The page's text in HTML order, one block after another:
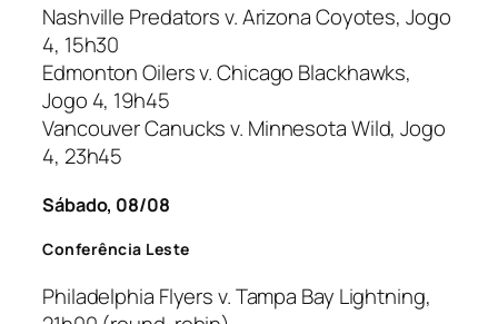
Nashville Predators v. Arizona Coyotes, Jogo
4, 15h30
Edmonton Oilers v. Chicago Blackhawks,
Jogo 4, 19h45
Vancouver Canucks v. Minnesota Wild, Jogo
4, 23h45
Sábado, 08/08
Conferência Leste
Philadelphia Flyers v. Tampa Bay Lightning,